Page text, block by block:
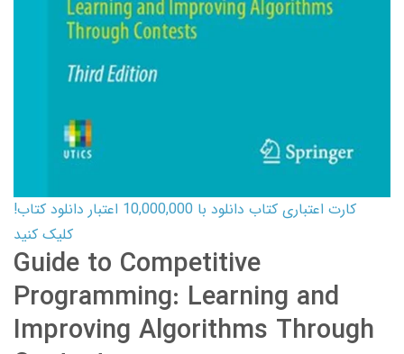
کارت اعتباری کتاب دانلود با 10,000,000 اعتبار دانلود کتاب!
کلیک کنید
Guide to Competitive
Programming: Learning and
Improving Algorithms Through